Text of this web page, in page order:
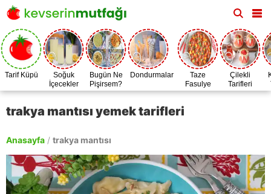
Tarif Küpü
Soğuk
İçecekler
Bugün Ne
Pişirsem?
Dondurmalar
Taze
Fasulye
Zamanı
Çilekli
Tarifleri
trakya mantısı yemek tarifleri
Anasayfa / trakya mantısı